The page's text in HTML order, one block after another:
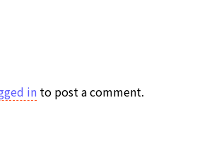
in to post a comment.